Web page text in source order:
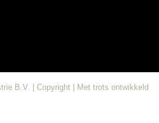
B.V. | Copyright | Met trots ontwikkeld